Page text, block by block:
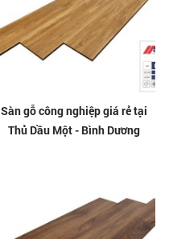
Sàn gỗ công nghiệp giá rẻ tại
Thủ Dầu Một - Bình Dương